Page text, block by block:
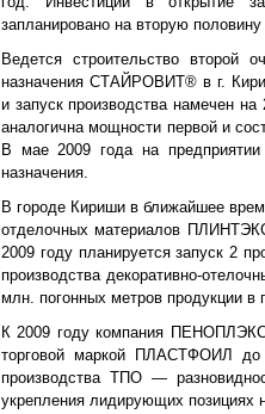
запланировано на вторую
Ведется строительство второй
назначения СТАЙРОВИТ® в г.
и запуск производства намечен
аналогична мощности первой и
В мае 2009 года на
назначения.
В городе Кириши в ближайшее
отделочных материалов
2009 году планируется запуск 2
производства декоративно-
млн. погонных метров продукции в
К 2009 году компания
торговой маркой ПЛАСТФОИЛ
производства ТПО —
укрепления лидирующих позициях